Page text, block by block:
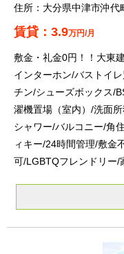
大分県中津市沖代
3.9万円/月
敷金・礼金0円！！大東
インターホン/バストイ
チン/シューズボックス/
濯機置場（室内）/洗面
シャワー/バルコニー/角
ィキー/24時間管理/敷金
可/LGBTQフレンドリー/